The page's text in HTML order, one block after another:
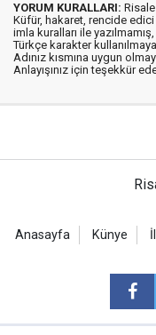
YORUM KURALLARI:
Küfür, hakaret, rencide edici
imla kuralları ile yazılmamış,
Türkçe karakter
Adınız kısmına uygun
Anlayışınız için teşekkür
Anasayfa Künye